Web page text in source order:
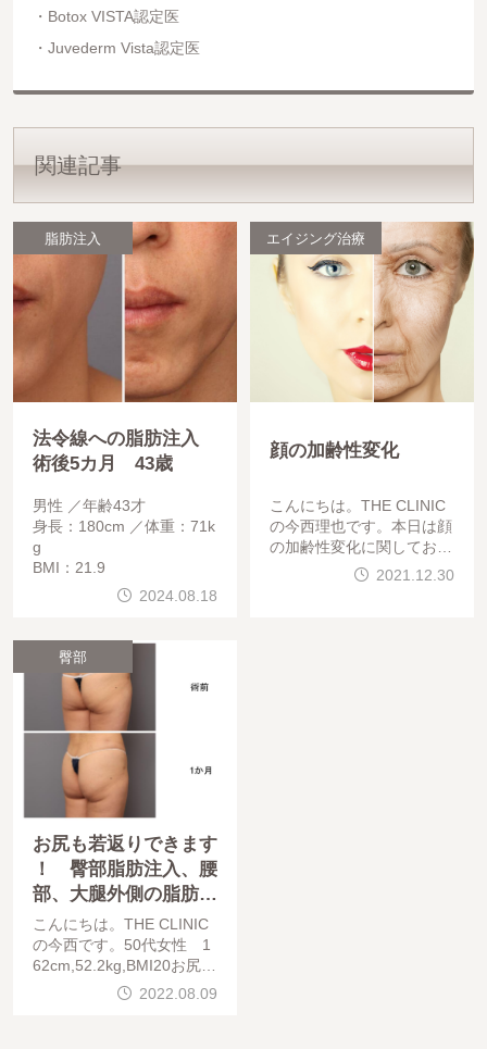
Botox VISTA認定医
Juvederm Vista認定医
関連記事
脂肪注入
法令線への脂肪注入
術後5カ月 43歳
男性
年齢43才
身長：180cm
体重：71k
g
BMI：21.9
2024.08.18
エイジング治療
顔の加齢性変化
こんにちは。THE CLINIC
の今西理也です。本日は顔
の加齢性変化に関してお話
しします。まずは下の写真
2021.12.30
臀部
お尻も若返りできます
！ 臀部脂肪注入、腰
部、大腿外側の脂肪吸
引 162㎝ 52㎏ 51
歳
こんにちは。THE CLINIC
の今西です。50代女性 1
62cm,52.2kg,BMI20お尻の
若返り（臀部脂肪注入、腰
部、大腿外側の脂肪吸引）
2022.08.09